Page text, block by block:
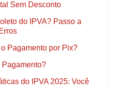
Sem Desconto
do IPVA? Passo a
Pagamento por Pix?
do IPVA 2025: Você